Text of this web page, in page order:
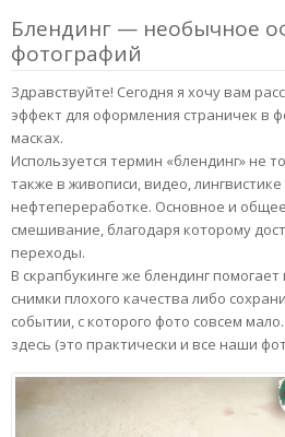
Блендинг — необычное
фотографий
Здравствуйте! Сегодня я хочу вам
эффект для оформления страничек в
масках.
Используется термин «блендинг» не
также в живописи, видео,
нефтепереработке. Основное и
смешивание, благодаря которому
переходы.
В скрапбукинге же блендинг
снимки плохого качества либо
событии, с которого фото совсем
здесь (это практически и все наши